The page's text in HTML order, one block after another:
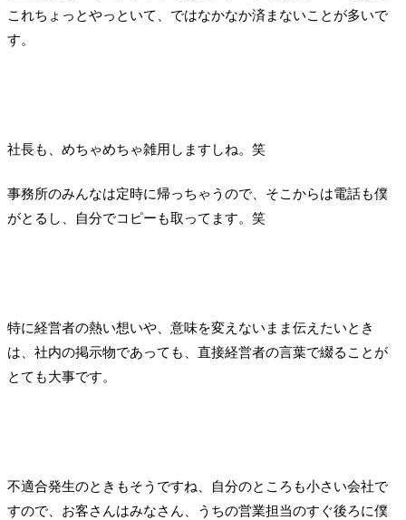
これちょっとやっといて、ではなかなか済まないことが多いで
す。
社長も、めちゃめちゃ雑用しますしね。笑
事務所のみんなは定時に帰っちゃうので、そこからは電話も僕
がとるし、自分でコピーも取ってます。笑
特に経営者の熱い想いや、意味を変えないまま伝えたいとき
は、社内の掲示物であっても、直接経営者の言葉で綴ることが
とても大事です。
不適合発生のときもそうですね、自分のところも小さい会社で
すので、お客さんはみなさん、うちの営業担当のすぐ後ろに僕